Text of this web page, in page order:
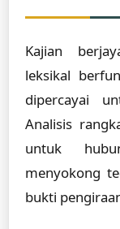
Kajian
leksikal
dipercayai
Analisis
untuk
menyokong
bukti